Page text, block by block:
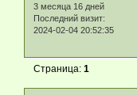
3 месяца 16 дней
Последний визит:
2024-02-04 20:52:35
Страница:1